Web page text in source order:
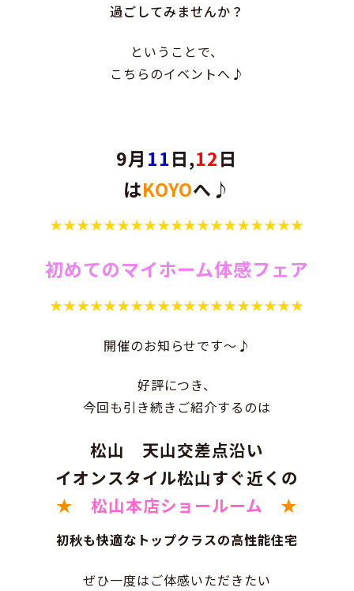
過ごしてみませんか？
ということで、
こちらのイベントへ♪
9月 11日,12日
はKOYOへ♪
★★★★★★★★★★★★★★★★★★★
初めてのマイホーム体感フェア
★★★★★★★★★★★★★★★★★★★
開催のお知らせです～♪
好評につき、
今回も引き続きご紹介するのは
松山 天山交差点沿い
イオンスタイル松山すぐ近くの
★
松山本店ショールーム ★
初秋も快適なトップクラスの高性能住宅
ぜひ一度はご体感いただきたい